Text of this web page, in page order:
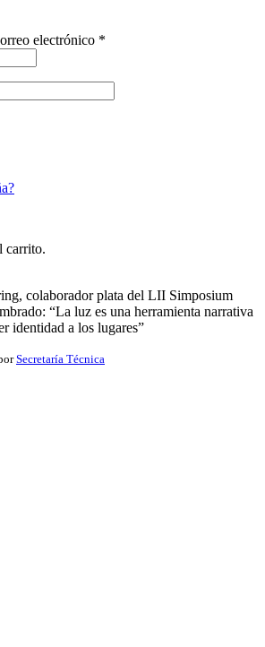
electrónico *
carrito.
colaborador plata del LII Simposium
“La luz es una herramienta narrativa
identidad a los lugares”
Secretaría Técnica